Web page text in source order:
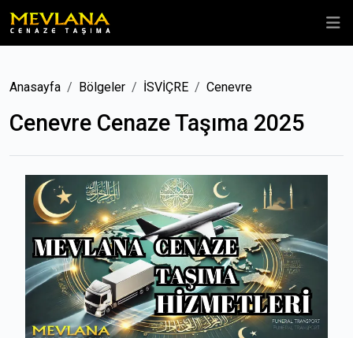
Anasayfa Bölgeler İSVİÇRE Cenevre
Cenevre Cenaze Taşıma 2025